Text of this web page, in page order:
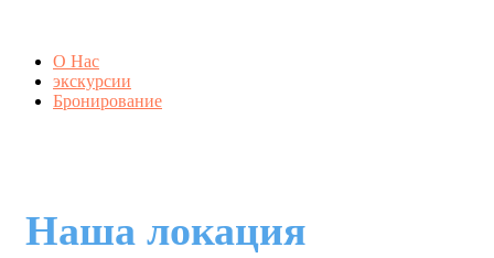
О Нас
экскурсии
Бронирование
Наша локация